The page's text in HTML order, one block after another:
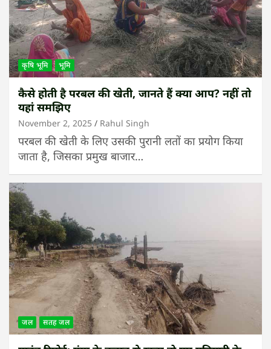
कृषि भूमि भूमि
कैसे होती है परबल की खेती, जानते हैं क्या आप? नहीं तो
यहां समझिए
November 2, 2025 Rahul Singh
परबल की खेती के लिए उसकी पुरानी लतों का प्रयोग किया
जाता है, जिसका प्रमुख बाजार…
जल सतह जल